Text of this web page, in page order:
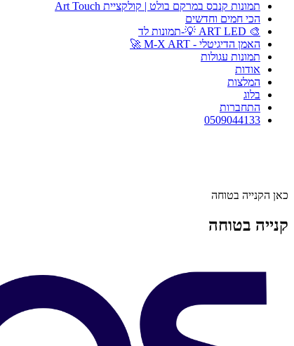
תמונות קנבס במרקם בולט | קולקציית Art Touch
הכי חמים וחדשים
🎨 ART LED 💡-תמונות לד
האמן הדיגיטלי - M-X ART 🚀
תמונות עגולות
אודות
המלצות
בלוג
התחברות
0509044133
כאן הקנייה בטוחה
קנייה בטוחה